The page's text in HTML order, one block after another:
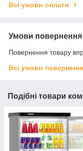
Всі умови оплати
Умови повернення
Повернення товару
Всі умови
Подібні товари